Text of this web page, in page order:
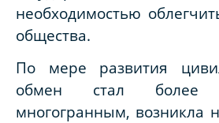
необходимостью
общества.
По мере развития
обмен стал
многогранным, возникла